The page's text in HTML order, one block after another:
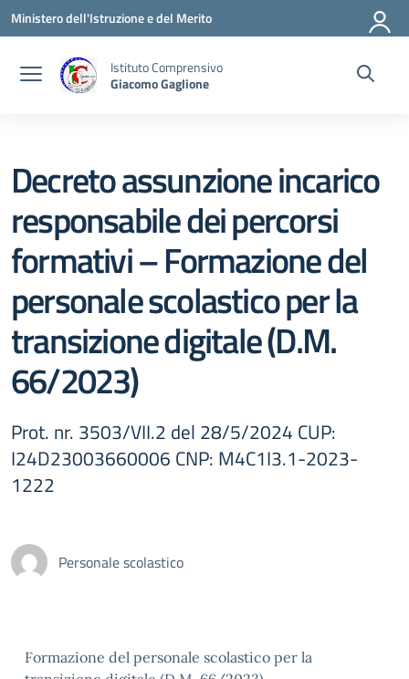
Vai ai contenuti
Vai al menu di navigazione
Vai al footer
Ministero dell'Istruzione e del Merito
Istituto Comprensivo
Giacomo Gaglione
Decreto assunzione incarico
responsabile dei percorsi
formativi – Formazione del
personale scolastico per la
transizione digitale (D.M.
66/2023)
Prot. nr. 3503/VII.2 del 28/5/2024 CUP:
I24D23003660006 CNP: M4C1I3.1-2023-
1222
Personale scolastico
Formazione del personale scolastico per la